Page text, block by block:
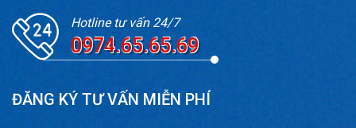
Hotline tư vấn 24/7
0974.65.65.69
ĐĂNG KÝ TƯ VẤN MIỄN PHÍ